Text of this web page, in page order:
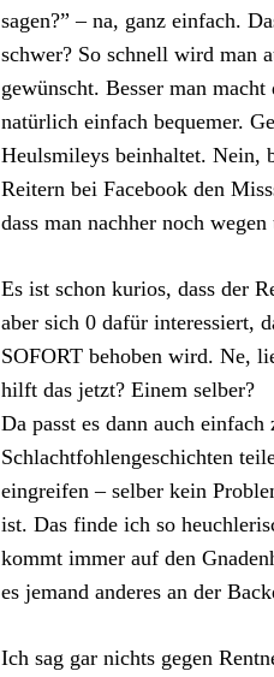
sagen?” – na, ganz einfach.
schwer? So schnell wird man
gewünscht. Besser man
natürlich einfach bequemer.
Heulsmileys beinhaltet. Nein,
Reitern bei Facebook den
dass man nachher noch
Es ist schon kurios, dass der
aber sich 0 dafür interessiert,
SOFORT behoben wird. Ne,
hilft das jetzt? Einem selber?
Da passt es dann auch
Schlachtfohlengeschichten
eingreifen – selber kein
ist. Das finde ich so
kommt immer auf den
es jemand anderes an der
Ich sag gar nichts gegen